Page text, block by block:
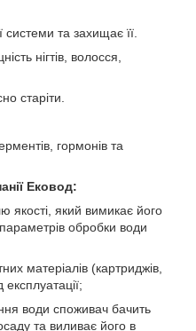
та захищає її.
нігтів, волосся,
старіти.
гормонів та
Ековод:
якості, який вимикає його
обробки води
матеріалів (картриджів,
експлуатації;
води споживач бачить
та виливає його в